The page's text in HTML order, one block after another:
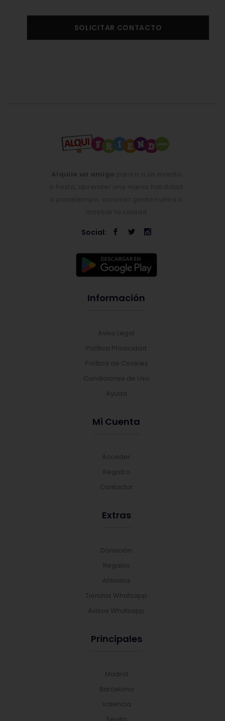
SOLICITAR CONTACTO
Social:
Información
Aviso Legal
Política Privacidad
Política de Cookies
Condiciones de Uso
Ayuda
Mi Cuenta
Acceder
Registro
Contactar
Extras
Donación
Regalos
Afiliados
Tiendas Whatsapp
Avisos Whatsapp
Principales
Madrid
Barcelona
Valencia